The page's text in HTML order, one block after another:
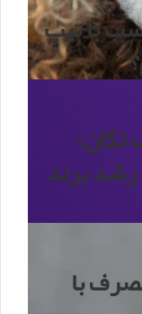
با تیپ
تکان؛
رشد برند
با